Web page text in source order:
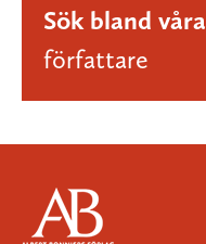
Sök bland våra
författare